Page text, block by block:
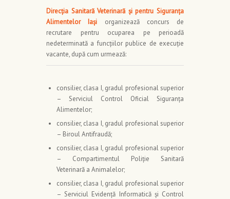
Direcția Sanitară Veterinară și pentru Siguranța
Alimentelor Iași organizează concurs de
recrutare pentru ocuparea pe perioadă
nedeterminată a funcțiilor publice de execuție
vacante, după cum urmează:
consilier, clasa I, gradul profesional superior
– Serviciul Control Oficial Siguranța
Alimentelor;
consilier, clasa I, gradul profesional superior
– Biroul Antifraudă;
consilier, clasa I, gradul profesional superior
– Compartimentul Poliție Sanitară
Veterinară a Animalelor;
consilier, clasa I, gradul profesional superior
– Serviciul Evidență Informatică și Control